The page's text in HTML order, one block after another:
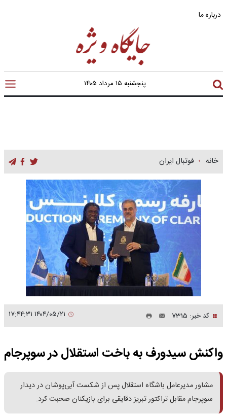
درباره ما
پنجشنبه ۱۵ مرداد ۱۴۰۵
خانه فوتبال ایران
کد خبر: 7315
واکنش سیدورف به باخت استقلال در سوپرجام
مشاور مدیرعامل باشگاه استقلال پس از شکست آبی‌پوشان در دیدار
سوپرجام مقابل تراکتور تبریز دقایقی برای بازیکنان صحبت کرد.